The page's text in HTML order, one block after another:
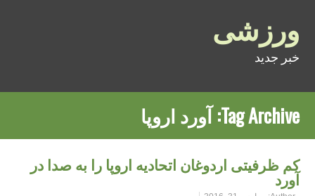
ورزشی
خبر جدید
Tag Archive: آورد اروپا
کم ظرفیتی اردوغان اتحادیه اروپا را به صدا در
آورد